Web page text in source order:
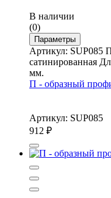
В наличии
(0)
Параметры
Артикул: SUP085
сатинированная
мм.
П - образный
Артикул: SUP085
912 ₽